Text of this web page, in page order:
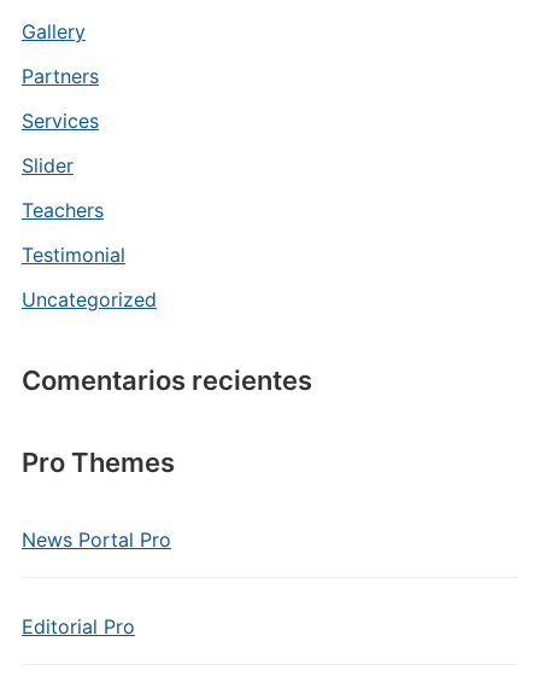
Gallery
Partners
Services
Slider
Teachers
Testimonial
Uncategorized
Comentarios recientes
Pro Themes
News Portal Pro
Editorial Pro